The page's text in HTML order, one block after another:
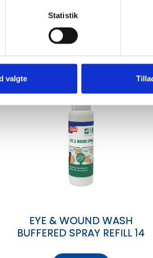
Statistik
valgte
View
EYE & WOUND WASH
BUFFERED SPRAY REFILL 14